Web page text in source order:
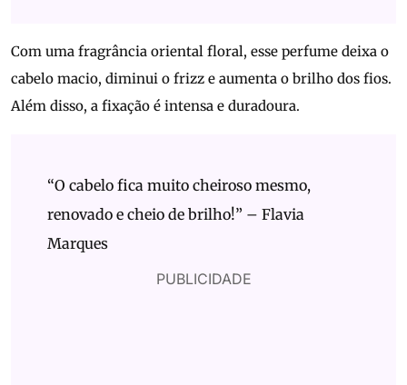
Com uma fragrância oriental floral, esse perfume deixa o
cabelo macio, diminui o frizz e aumenta o brilho dos fios.
Além disso, a fixação é intensa e duradoura.
“O cabelo fica muito cheiroso mesmo,
renovado e cheio de brilho!” – Flavia
Marques
PUBLICIDADE